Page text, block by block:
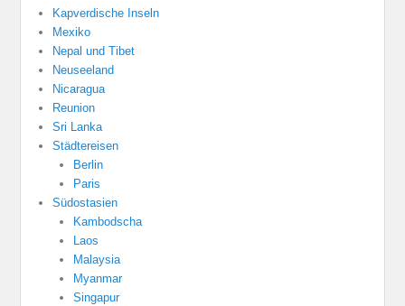
Kapverdische Inseln
Mexiko
Nepal und Tibet
Neuseeland
Nicaragua
Reunion
Sri Lanka
Städtereisen
Berlin
Paris
Südostasien
Kambodscha
Laos
Malaysia
Myanmar
Singapur